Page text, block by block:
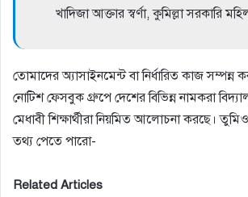
খাদিজা আক্তার স্বর্ণা, কুমিল্লা সরকারি
তোমাদের অ্যাসাইনমেন্ট বা নির্ধারিত কাজ সম্পন্ন
নোটিশ ফেসবুক গ্রুপে দেশের বিভিন্ন নামকরা
মেধাবী শিক্ষার্থীরা নিয়মিত আলোচনা করছে। তুমিও
তথ্য পেতে পারো-
Related Articles